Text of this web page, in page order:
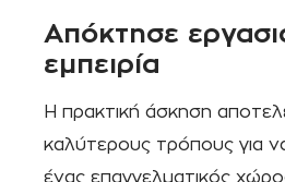
Απόκτησε
εμπειρία
Η πρακτική άσκηση
καλύτερους τρόπους για
ένας επαγγελματικός